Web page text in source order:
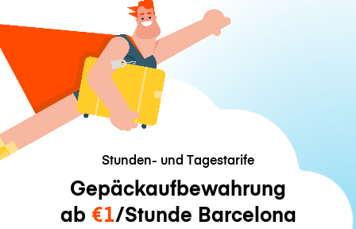
Stunden- und Tagestarife
Gepäckaufbewahrung
ab €1/Stunde Barcelona